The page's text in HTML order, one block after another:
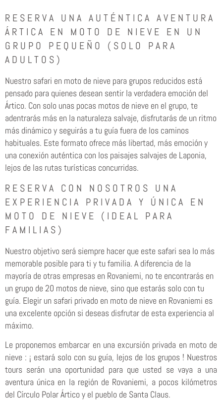
RESERVA UNA AUTÉNTICA AVENTURA
ÁRTICA EN MOTO DE NIEVE EN UN
GRUPO PEQUEÑO (SOLO PARA
ADULTOS)
Nuestro safari en moto de nieve para grupos reducidos está
pensado para quienes desean sentir la verdadera emoción del
Ártico. Con solo unas pocas motos de nieve en el grupo, te
adentrarás más en la naturaleza salvaje, disfrutarás de un ritmo
más dinámico y seguirás a tu guía fuera de los caminos
habituales. Este formato ofrece más libertad, más emoción y
una conexión auténtica con los paisajes salvajes de Laponia,
lejos de las rutas turísticas concurridas.
RESERVA CON NOSOTROS UNA
EXPERIENCIA PRIVADA Y ÚNICA EN
MOTO DE NIEVE (IDEAL PARA
FAMILIAS)
Nuestro objetivo será siempre hacer que este safari sea lo más
memorable posible para ti y tu familia. A diferencia de la
mayoría de otras empresas en Rovaniemi, no te encontrarás en
un grupo de 20 motos de nieve, sino que estarás solo con tu
guía. Elegir un safari privado en moto de nieve en Rovaniemi es
una excelente opción si deseas disfrutar de esta experiencia al
máximo.
Le proponemos embarcar en una excursión privada en moto de
nieve : ¡ estará solo con su guía, lejos de los grupos ! Nuestros
tours serán una oportunidad para que usted se vaya a una
aventura única en la región de Rovaniemi, a pocos kilómetros
del Círculo Polar Ártico y el pueblo de Santa Claus.